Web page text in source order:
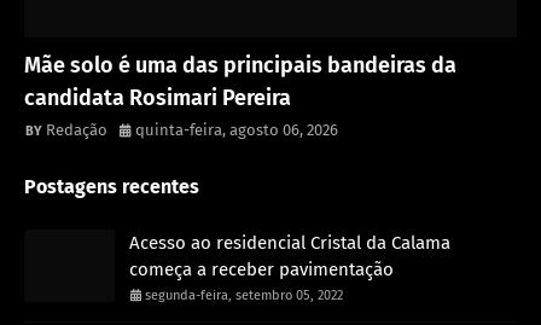
Mãe solo é uma das principais bandeiras da
candidata Rosimari Pereira
Redação quinta-feira, agosto 06, 2026
Postagens recentes
Acesso ao residencial Cristal da Calama
começa a receber pavimentação
segunda-feira, setembro 05, 2022